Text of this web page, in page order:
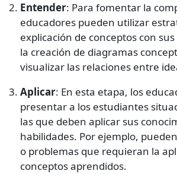
Entender: Para fomentar la
educadores pueden utilizar
explicación de conceptos con
la creación de diagramas
visualizar las relaciones entre
Aplicar: En esta etapa, los
presentar a los estudiantes
las que deben aplicar sus
habilidades. Por ejemplo,
o problemas que requieran la
conceptos aprendidos.